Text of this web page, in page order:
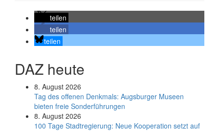
teilen
teilen
teilen
DAZ heute
8. August 2026
Tag des offenen Denkmals: Augsburger Museen
bieten freie Sonderführungen
8. August 2026
100 Tage Stadtregierung: Neue Kooperation setzt auf